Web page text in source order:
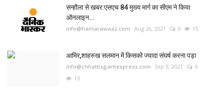
सन्हौला से खबर:एसएच 84 मुख्य मार्ग का सीएम ने किया
ऑनलाइन...
info@hamarawaaz.com Aug 26, 2021 0 15
आमिर,शाहरुख सलमान में किसको ज्यादा संघर्ष करना पड़ा
info@chhattisgarhexpress.com Sep 9, 2021
0
13